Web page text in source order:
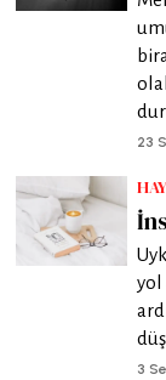
23
yol
3